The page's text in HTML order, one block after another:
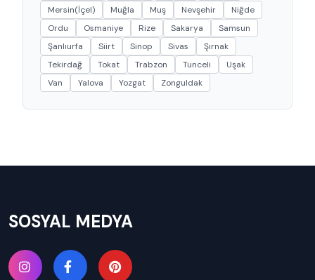
Mersin(İçel)
Muğla Muş Nevşehir
Niğde
Ordu
Osmaniye Rize Sakarya
Samsun
Şanlıurfa
Siirt Sinop Sivas
Şırnak
Tekirdağ
Tokat Trabzon Tunceli
Uşak
Van
Yalova Yozgat Zonguldak
SOSYAL MEDYA